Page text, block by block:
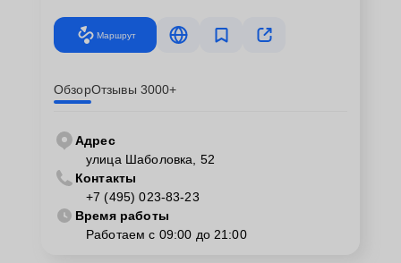
Маршрут
ОбзорОтзывы 3000+
Адрес
улица Шаболовка, 52
Контакты
+7 (495) 023-83-23
Время работы
Работаем с 09:00 до 21:00